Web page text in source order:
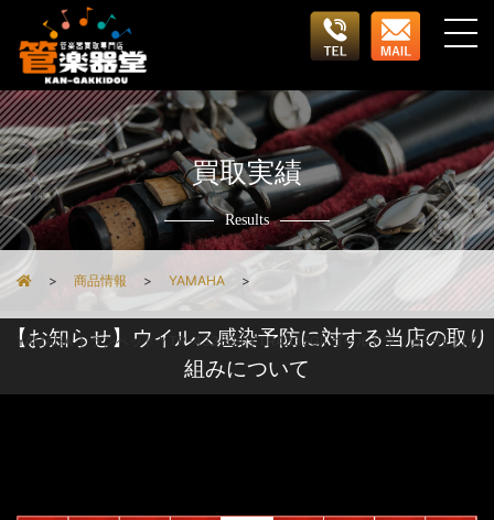
商品情報 YAMAHA
YAMAHA トランペット YTR-4335GII/YTR4335GII ゴールドラッカー仕上げ
買取実績
Results
【お知らせ】ウイルス感染予防に対する当店の取り
組みについて